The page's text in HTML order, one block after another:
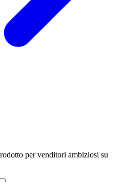
per venditori ambiziosi su